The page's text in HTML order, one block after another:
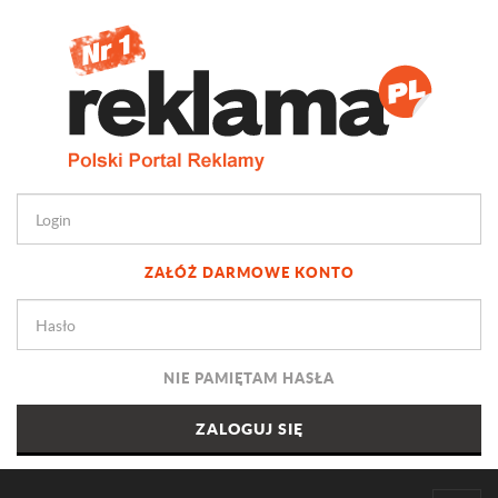
ZAŁÓŻ DARMOWE KONTO
NIE PAMIĘTAM HASŁA